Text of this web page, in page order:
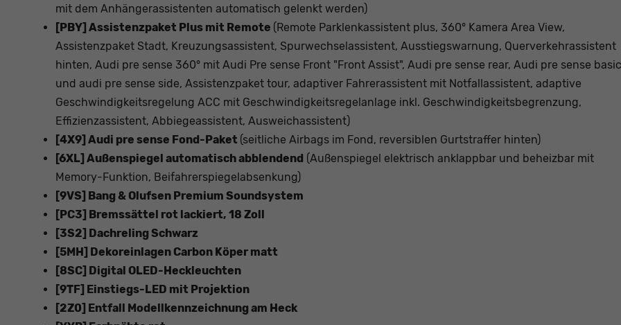
mit dem Anhängerassistenten automatisch gelenkt werden)
[PBY] Assistenzpaket Plus mit Remote (Remote Parklenkassistent plus, 360° Kamera Area View,
Assistenzpaket Stadt, Kreuzungsassistent, Spurwechselassistent, Ausstiegswarnung, Querverkehrassistent
hinten, Audi pre sense 360° mit Audi Pre sense Front "Front Assist", Audi pre sense rear, Audi pre sense basic
und audi pre sense side, Assistenzpaket tour, adaptiver Fahrerassistent mit Notfallassistent, adaptive
Geschwindigkeitsregelung ACC mit Geschwindigkeitsregelanlage inkl. Geschwindigkeitsbegrenzung,
Effizienzassistent, Abbiegeassistent, Ausweichassistent)
[4X9] Audi pre sense Fond-Paket (seitliche Airbags im Fond, reversiblen Gurtstraffer hinten)
[6XL] Außenspiegel automatisch abblendend (Außenspiegel elektrisch anklappbar und beheizbar mit
Memory-Funktion, Beifahrerspiegelabsenkung)
[9VS] Bang & Olufsen Premium Soundsystem
[PC3] Bremssättel rot lackiert, 18 Zoll
[3S2] Dachreling Schwarz
[5MH] Dekoreinlagen Carbon Köper matt
[8SC] Digital OLED-Heckleuchten
[9TF] Einstiegs-LED mit Projektion
[2Z0] Entfall Modellkennzeichnung am Heck